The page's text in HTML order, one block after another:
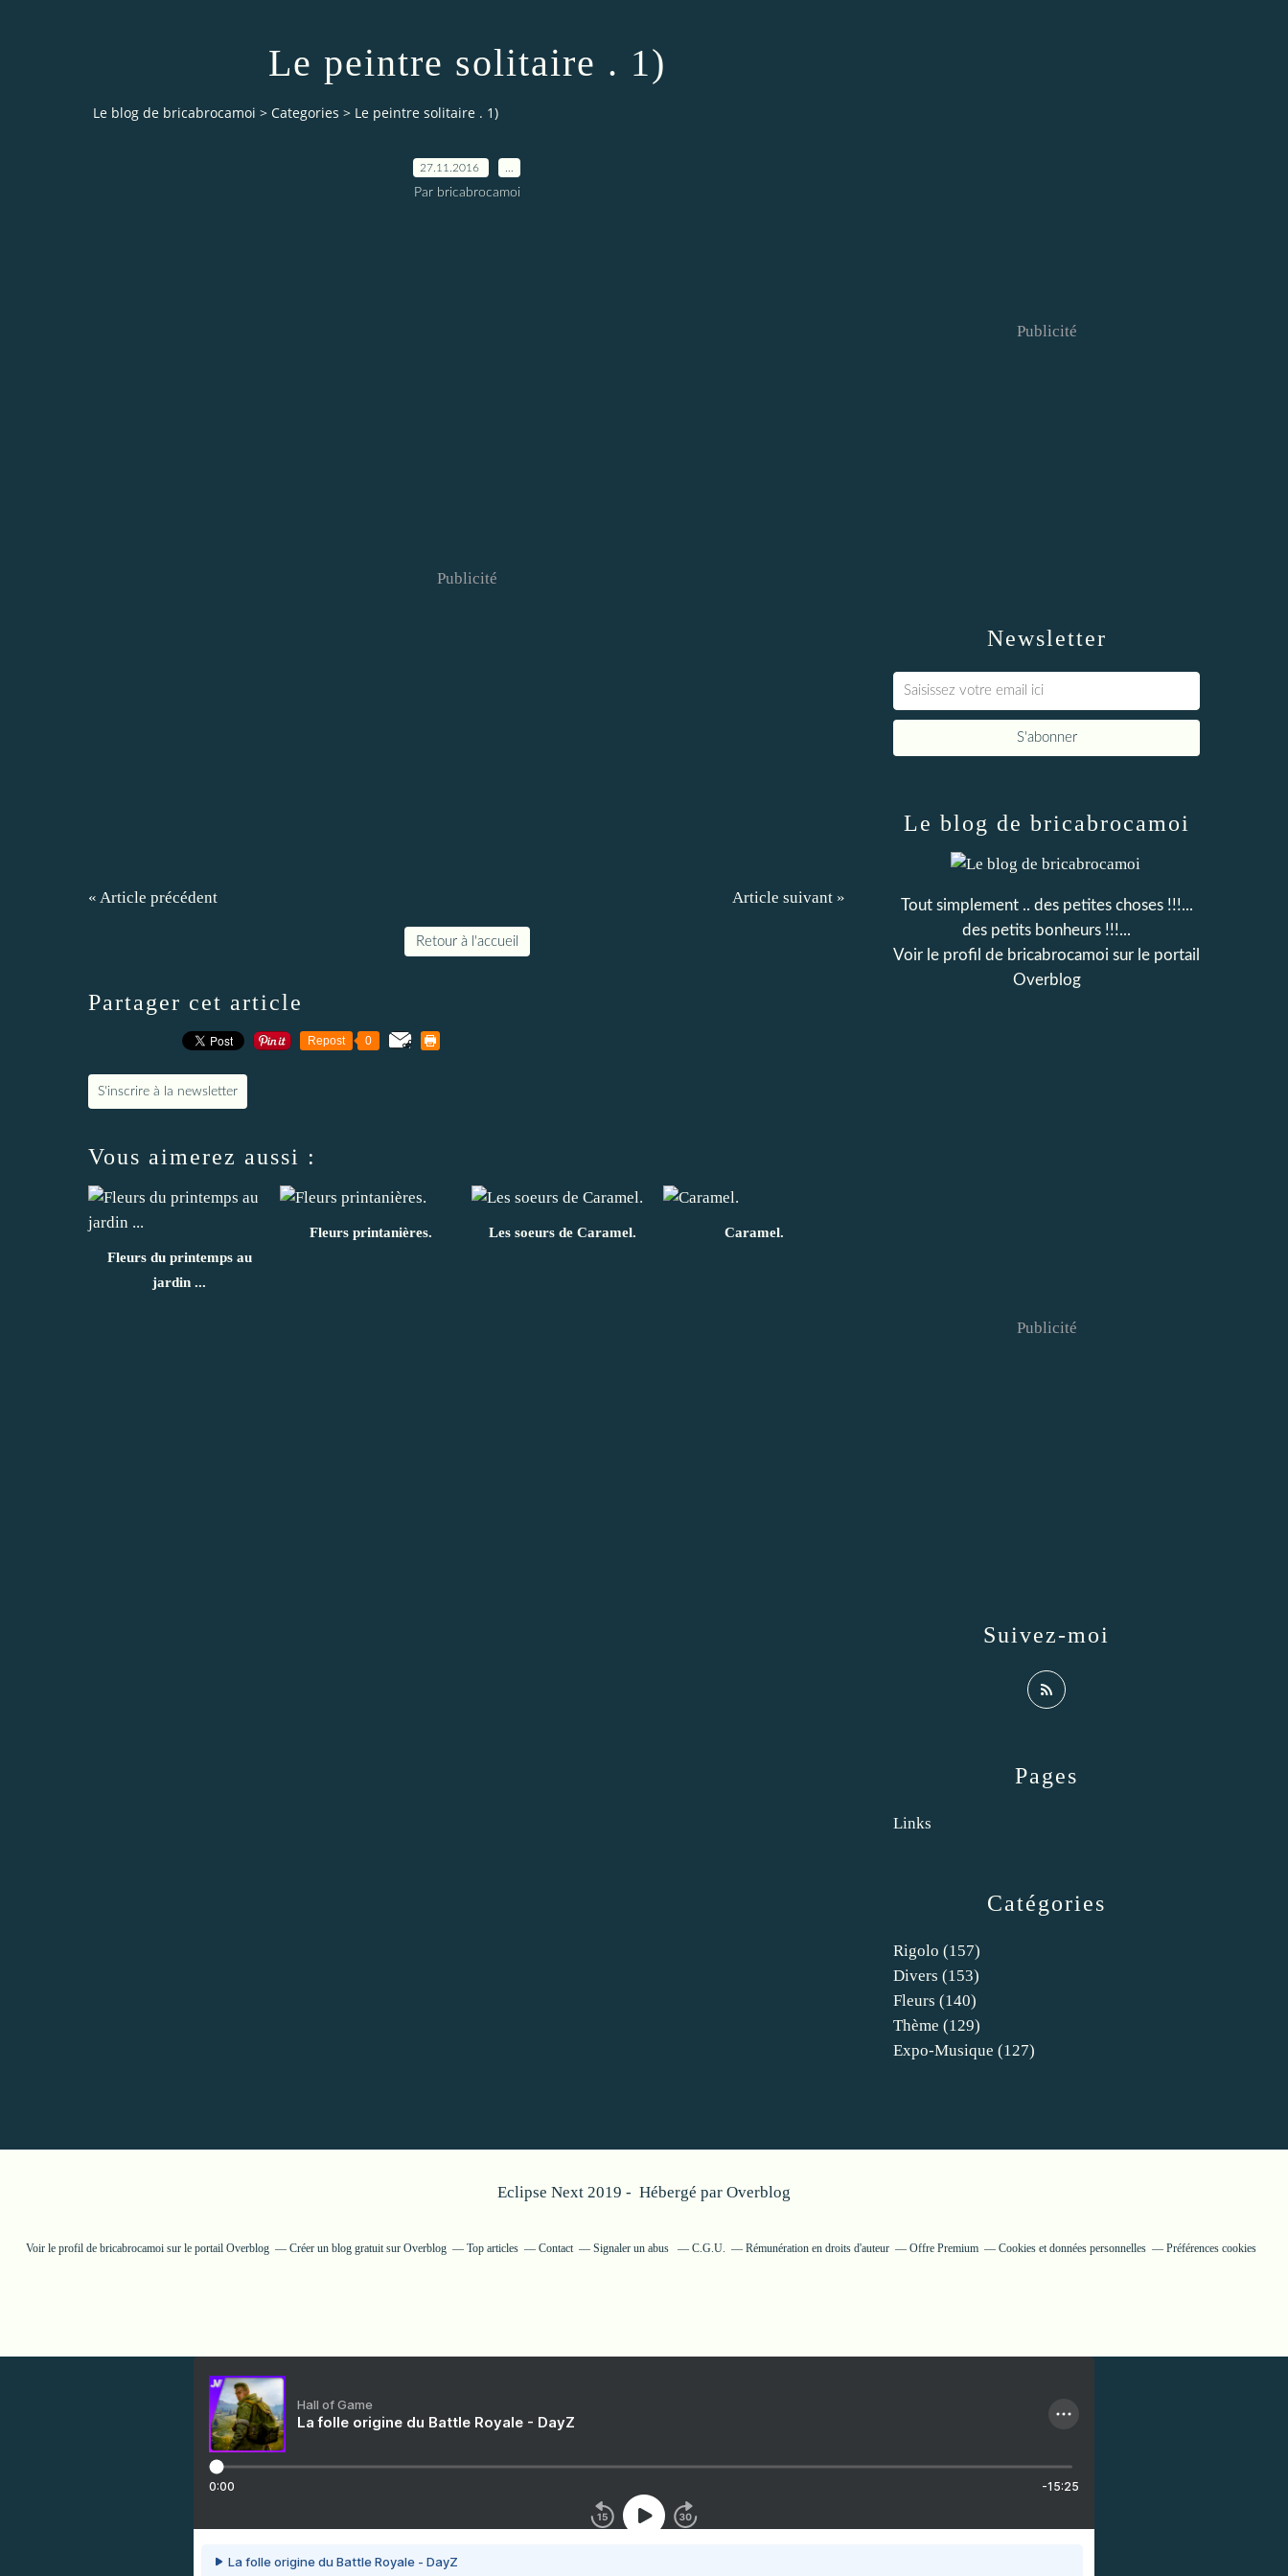
Le peintre solitaire . 1)
Le blog de bricabrocamoi > Categories > Le peintre solitaire . 1)
27.11.2016
Par bricabrocamoi
Publicité
« Article précédent Article suivant »
Retour à l'accueil
Partager cet article
Repost 0
S'inscrire à la newsletter
Vous aimerez aussi :
Fleurs du printemps au
jardin ...
Fleurs printanières. Les soeurs de Caramel. Caramel.
Newsletter
Publicité
Catégories
Rigolo (157)
Divers (153)
Fleurs (140)
Thème (129)
Expo-Musique (127)
Pages
Links
Le blog de bricabrocamoi
Tout simplement .. des petites choses !!!...
des petits bonheurs !!!...
Voir le profil de bricabrocamoi sur le portail
Overblog
Suivez-moi
Publicité
Eclipse Next 2019 - Hébergé par Overblog
Voir le profil de bricabrocamoi sur le portail Overblog Créer un blog gratuit sur Overblog Top articles Contact Signaler un abus C.G.U. Rémunération en droits d'auteur Offre Premium Cookies et données personnelles Préférences cookies
Hall of Game
La folle origine du Battle Royale - DayZ
0:00 -15:25
La folle origine du Battle Royale - DayZ